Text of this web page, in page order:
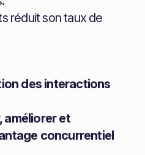
réduit son taux de
des interactions
améliorer et
concurrentiel